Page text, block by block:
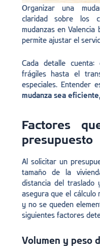
Organizar una
claridad sobre los
mudanzas en
permite ajustar el
Cada detalle
frágiles hasta el
especiales. Entender
mudanza sea
Factores
presupuesto
Al solicitar un
tamaño de la
distancia del traslado
asegura que el
y no se queden
siguientes factores
Volumen y peso